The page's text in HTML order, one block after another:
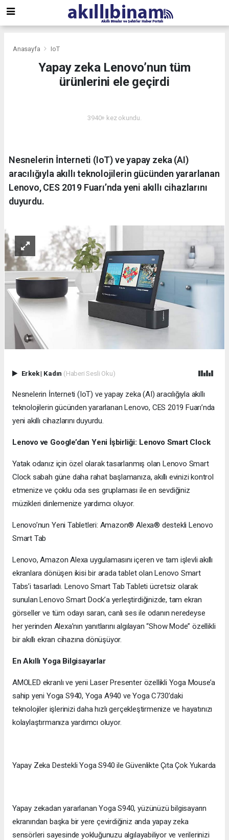
Anasayfa IoT
Yapay zeka Lenovo’nun tüm
ürünlerini ele geçirdi
3940+ kez okundu.
Nesnelerin İnterneti (IoT) ve yapay zeka (AI)
aracılığıyla akıllı teknolojilerin gücünden yararlanan
Lenovo, CES 2019 Fuarı’nda yeni akıllı cihazlarını
duyurdu.
Erkek| Kadın (Haberi Sesli Oku)
Nesnelerin İnterneti (IoT) ve yapay zeka (AI) aracılığıyla akıllı
teknolojilerin gücünden yararlanan Lenovo, CES 2019 Fuarı’nda
yeni akıllı cihazlarını duyurdu.
Lenovo ve Google’dan Yeni İşbirliği: Lenovo Smart Clock
Yatak odanız için özel olarak tasarlanmış olan Lenovo Smart
Clock sabah güne daha rahat başlamanıza, akıllı evinizi kontrol
etmenize ve çoklu oda ses gruplaması ile en sevdiğiniz
müzikleri dinlemenize yardımcı oluyor.
Lenovo’nun Yeni Tabletleri: Amazon® Alexa® destekli Lenovo
Smart Tab
Lenovo, Amazon Alexa uygulamasını içeren ve tam işlevli akıllı
ekranlara dönüşen ikisi bir arada tablet olan Lenovo Smart
Tabs’i tasarladı. Lenovo Smart Tab Tableti ücretsiz olarak
sunulan Lenovo Smart Dock’a yerleştirdiğinizde, tam ekran
görseller ve tüm odayı saran, canlı ses ile odanın neredeyse
her yerinden Alexa’nın yanıtlarını algılayan “Show Mode” özellikli
bir akıllı ekran cihazına dönüşüyor.
En Akıllı Yoga Bilgisayarlar
AMOLED ekranlı ve yeni Laser Presenter özellikli Yoga Mouse’a
sahip yeni Yoga S940, Yoga A940 ve Yoga C730’daki
teknolojiler işlerinizi daha hızlı gerçekleştirmenize ve hayatınızı
kolaylaştırmanıza yardımcı oluyor.
Yapay Zeka Destekli Yoga S940 ile Güvenlikte Çıta Çok Yukarda
Yapay zekadan yararlanan Yoga S940, yüzünüzü bilgisayarın
ekranından başka bir yere çevirdiğiniz anda yapay zeka
sensörleri sayesinde yokluğunuzu algılayabiliyor ve verilerinizi